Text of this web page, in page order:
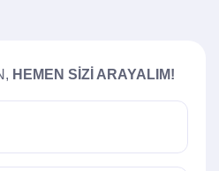
HEMEN SIZI ARAYALIM!